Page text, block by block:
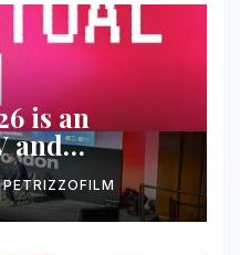
is an
and
market
PETRIZZOFILM